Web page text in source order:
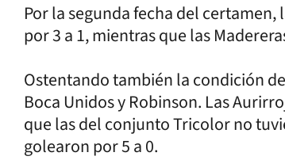
Por la segunda fecha del
por 3 a 1, mientras que las
Ostentando también la condición
Boca Unidos y Robinson. Las
que las del conjunto Tricolor no
golearon por 5 a 0.